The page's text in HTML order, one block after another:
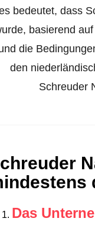
bedeutet, dass
basierend
die
den
Schreuder
Das